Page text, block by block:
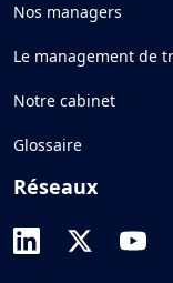
Nos managers
Le management de
Notre cabinet
Glossaire
Réseaux